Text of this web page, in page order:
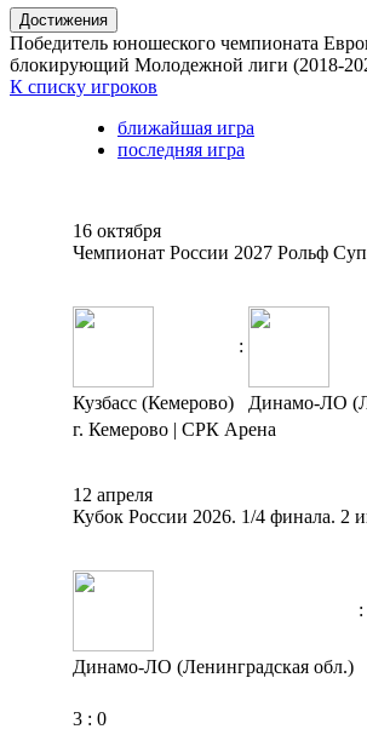
Достижения
Победитель юношеского чемпионата
блокирующий Молодежной лиги (2018-
К списку игроков
ближайшая игра
последняя игра
16 октября
Чемпионат России 2027 Рольф
:
Кузбасс (Кемерово)
Динамо-ЛО
г. Кемерово | СРК Арена
12 апреля
Кубок России 2026. 1/4 финала. 2
:
Динамо-ЛО (Ленинградская обл.)
3 : 0